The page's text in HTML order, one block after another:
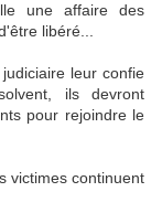
une affaire des
libéré...
leur confie
ils devront
pour rejoindre le
victimes continuent